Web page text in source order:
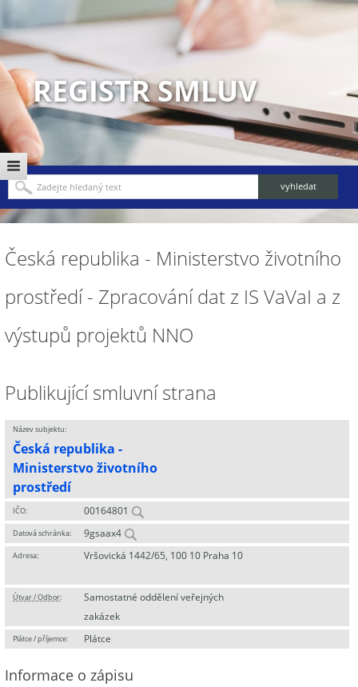
REGISTR SMLUV
Česká republika - Ministerstvo životního
prostředí - Zpracování dat z IS VaVaI a z
výstupů projektů NNO
Publikující smluvní strana
Název subjektu:
Česká republika -
Ministerstvo životního
prostředí
IČO: 00164801
Datová schránka: 9gsaax4
Adresa: Vršovická 1442/65, 100 10 Praha 10
Útvar / Odbor:
Samostatné oddělení veřejných
zakázek
Plátce / příjemce: Plátce
Informace o zápisu